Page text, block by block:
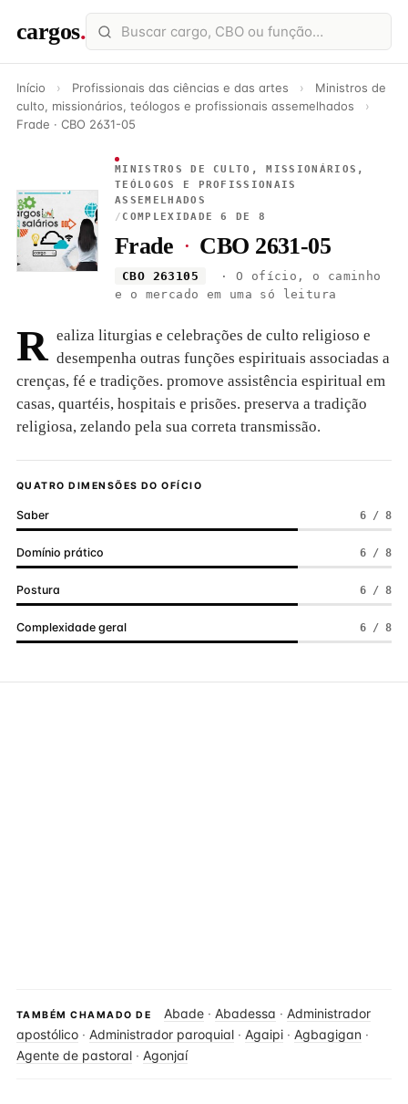
cargos.
Início › Profissionais das ciências e das artes ›
Ministros de
culto, missionários, teólogos e profissionais assemelhados
›
Frade · CBO 2631-05
MINISTROS DE CULTO, MISSIONÁRIOS,
TEÓLOGOS E PROFISSIONAIS
ASSEMELHADOS
/ COMPLEXIDADE 6 DE 8
Frade · CBO 2631-05
CBO 263105
· O ofício, o caminho
e o mercado em uma só leitura
R ealiza liturgias e celebrações de culto religioso e
desempenha outras funções espirituais associadas a
crenças, fé e tradições. promove assistência espiritual em
casas, quartéis, hospitais e prisões. preserva a tradição
religiosa, zelando pela sua correta transmissão.
QUATRO DIMENSÕES DO OFÍCIO
Saber 6 / 8
Domínio prático 6 / 8
Postura 6 / 8
Complexidade geral 6 / 8
TAMBÉM CHAMADO DE Abade · Abadessa · Administrador
apostólico · Administrador paroquial · Agaipi · Agbagigan ·
Agente de pastoral · Agonjaí